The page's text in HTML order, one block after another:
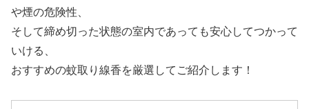
や煙の危険性、
そして締め切った状態の室内であっても安心してつかって
いける、
おすすめの蚊取り線香を厳選してご紹介します！